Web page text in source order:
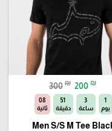
300 ₪ 200 ₪
1
يوم
3
ساعة
51
دقيقة
06
ثانية
Men S/S M Tee